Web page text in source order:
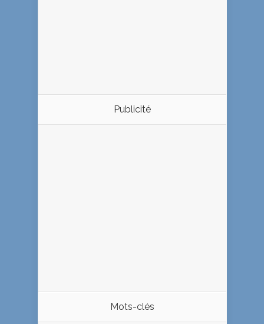
Publicité
Mots-clés